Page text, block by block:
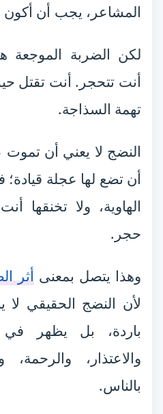
المشاعر، يجب أن أكون
لكن الضربة الموجعة
أنت تتحجر. أنت تقتل
تهمة السذاجة.
النضج لا يعني أن
أن تضع لها عجلة
الهاوية، ولا تخنقها
حجر.
وهذا يتصل بمعنىأثر
لأن النضج الحقيقي لا
باردة، بل يظهر
والاعتذار، والرحمة،
بالناس.